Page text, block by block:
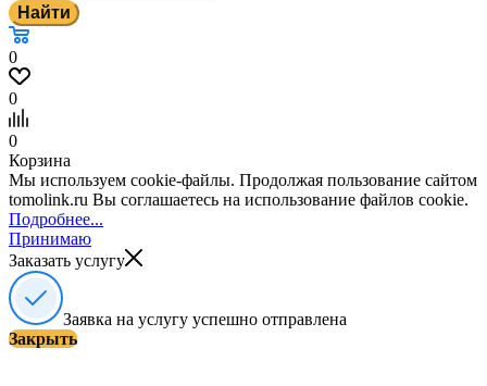
Найти
0
0
0
Корзина
Мы используем cookie-файлы. Продолжая пользование сайтом
tomolink.ru Вы соглашаетесь на использование файлов cookie.
Подробнее...
Принимаю
Заказать услугу
Заявка на услугу успешно отправлена
Закрыть